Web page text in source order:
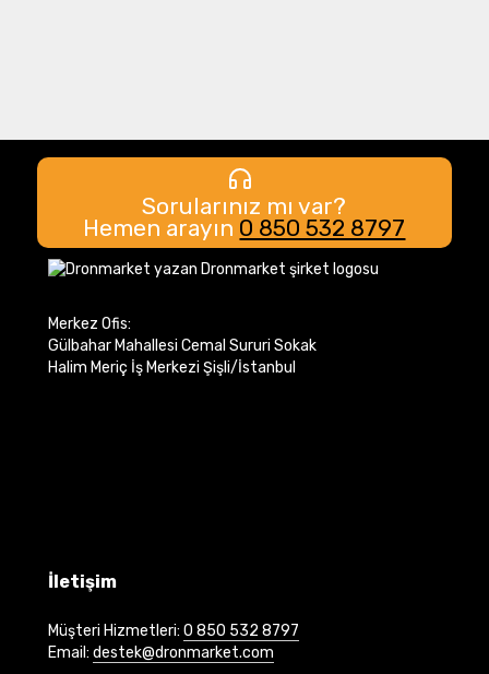
Sorularınız mı var?
Hemen arayın 0 850 532 8797
Merkez Ofis:
Gülbahar Mahallesi Cemal Sururi Sokak
Halim Meriç İş Merkezi Şişli/İstanbul
İletişim
Müşteri Hizmetleri: 0 850 532 8797
Email: destek@dronmarket.com